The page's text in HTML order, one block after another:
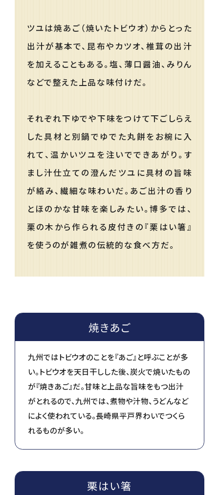
ツユは焼あご（焼いたトビウオ）からとった
出汁が基本で、昆布やカツオ、椎茸の出汁
を加えることもある。塩、薄口醤油、みりん
などで整えた上品な味付けだ。
それぞれ下ゆでや下味をつけて下ごしらえ
した具材と別鍋でゆでた丸餅をお椀に入
れて、温かいツユを注いでできあがり。す
まし汁仕立ての澄んだツユに具材の旨味
が絡み、繊細な味わいだ。あご出汁の香り
とほのかな甘味を楽しみたい。博多では、
栗の木から作られる皮付きの『栗はい箸』
を使うのが雑煮の伝統的な食べ方だ。
焼きあご
九州ではトビウオのことを『あご』と呼ぶことが多
い。トビウオを天日干しした後、炭火で焼いたもの
が『焼きあご』だ。甘味と上品な旨味をもつ出汁
がとれるので、九州では、煮物や汁物、うどんなど
によく使われている。長崎県平戸界わいでつくら
れるものが多い。
栗はい箸